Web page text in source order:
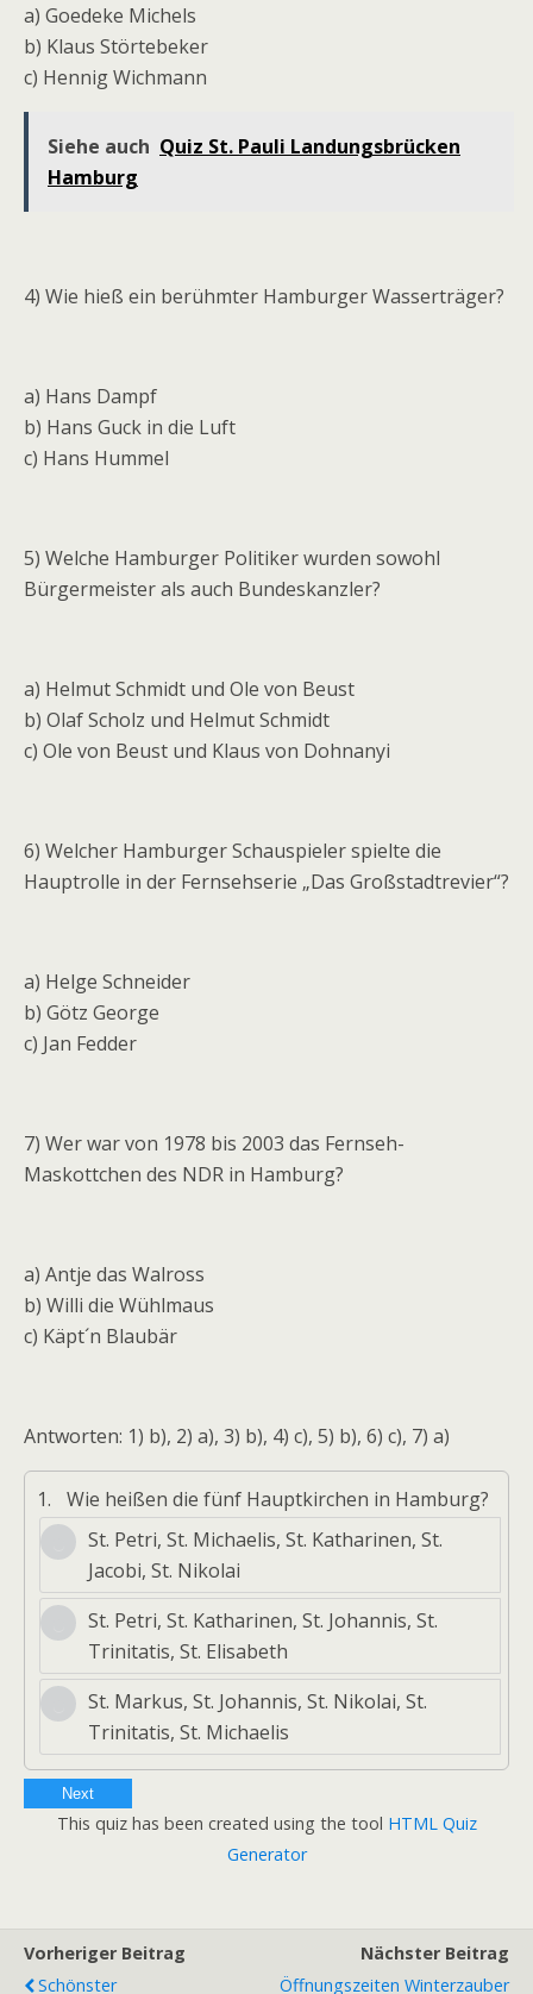
a) Goedeke Michels
b) Klaus Störtebeker
c) Hennig Wichmann
Siehe auch Quiz St. Pauli Landungsbrücken
Hamburg
4) Wie hieß ein berühmter Hamburger Wasserträger?
a) Hans Dampf
b) Hans Guck in die Luft
c) Hans Hummel
5) Welche Hamburger Politiker wurden sowohl
Bürgermeister als auch Bundeskanzler?
a) Helmut Schmidt und Ole von Beust
b) Olaf Scholz und Helmut Schmidt
c) Ole von Beust und Klaus von Dohnanyi
6) Welcher Hamburger Schauspieler spielte die
Hauptrolle in der Fernsehserie „Das Großstadtrevier“?
a) Helge Schneider
b) Götz George
c) Jan Fedder
7) Wer war von 1978 bis 2003 das Fernseh-
Maskottchen des NDR in Hamburg?
a) Antje das Walross
b) Willi die Wühlmaus
c) Käpt´n Blaubär
Antworten: 1) b), 2) a), 3) b), 4) c), 5) b), 6) c), 7) a)
1.
Wie heißen die fünf Hauptkirchen in Hamburg?
St. Petri, St. Michaelis, St. Katharinen, St.
Jacobi, St. Nikolai
St. Petri, St. Katharinen, St. Johannis, St.
Trinitatis, St. Elisabeth
St. Markus, St. Johannis, St. Nikolai, St.
Trinitatis, St. Michaelis
Next
This quiz has been created using the tool HTML Quiz
Generator
Vorheriger Beitrag
Schönster
Nächster Beitrag
Öffnungszeiten Winterzauber